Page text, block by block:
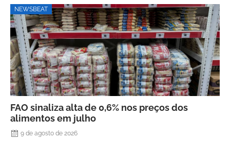
NEWSBEAT
FAO sinaliza alta de 0,6% nos preços dos
alimentos em julho
9 de agosto de 2026